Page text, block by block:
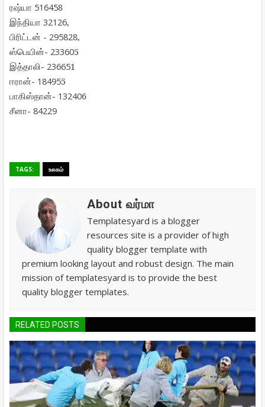
ரஷ்யா 516458
இந்தியா 32126,
பிரிட்டன் - 295828,
ஸ்பெயின்- 233605
இத்தாலி- 236651
ஈரான்- 184955
பாகிஸ்தான்- 132406
சீனா- 84229
TAGS: உலகம்
About வர்மா
Templatesyard is a blogger
resources site is a provider of high
quality blogger template with
premium looking layout and robust design. The main
mission of templatesyard is to provide the best
quality blogger templates.
RELATED POSTS